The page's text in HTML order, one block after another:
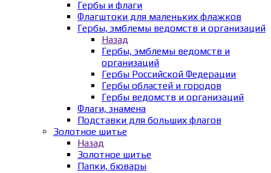
Гербы и флаги
Флагштоки для маленьких флажков
Гербы, эмблемы ведомств и организаций
Назад
Гербы, эмблемы ведомств и
организаций
Гербы Российской Федерации
Гербы областей и городов
Гербы ведомств и организаций
Флаги, знамена
Подставки для больших флагов
Золотное шитье
Назад
Золотное шитье
Папки, бювары